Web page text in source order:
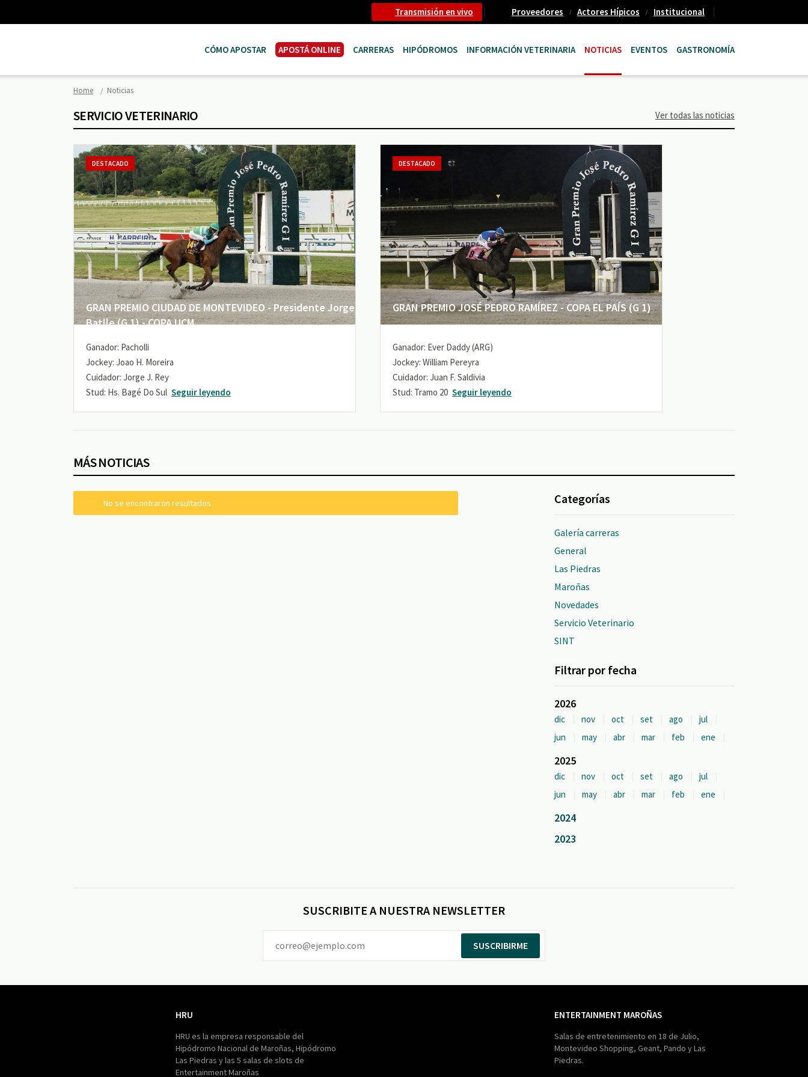
Transmisión en vivo Proveedores Actores Hípicos Institucional
CÓMO APOSTAR APOSTÁ ONLINE CARRERAS HIPÓDROMOS INFORMACIÓN VETERINARIA NOTICIAS EVENTOS GASTRONOMÍA
Home Noticias
SERVICIO VETERINARIO Ver todas las noticias
GRAN PREMIO CIUDAD DE MONTEVIDEO - Presidente Jorge
Batlle (G 1) - COPA UCM
DESTACADO
Ganador: Pacholli
Jockey: Joao H. Moreira
Cuidador: Jorge J. Rey
Stud: Hs. Bagé Do Sul Seguir leyendo
GRAN PREMIO JOSÉ PEDRO RAMÍREZ - COPA EL PAÍS (G 1)
DESTACADO
Ganador: Ever Daddy (ARG)
Jockey: William Pereyra
Cuidador: Juan F. Saldivia
Stud: Tramo 20 Seguir leyendo
MÁS NOTICIAS
No se encontraron resultados Categorías
Galería carreras
General
Las Piedras
Maroñas
Novedades
Servicio Veterinario
SINT
Filtrar por fecha
2026
dic nov oct set ago
jul
jun
may abr mar feb ene
2025
dic nov oct set ago
jul
jun
may abr mar feb ene
2024
2023
SUSCRIBITE A NUESTRA NEWSLETTER
SUSCRIBIRME
HRU
HRU es la empresa responsable del
Hipódromo Nacional de Maroñas, Hipódromo
Las Piedras y las 5 salas de slots de
Entertainment Maroñas
ENTERTAINMENT MAROÑAS
Salas de entretenimiento en 18 de Julio,
Montevideo Shopping, Geant, Pando y Las
Piedras.